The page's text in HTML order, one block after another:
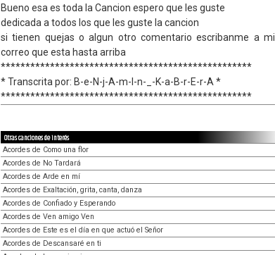
Bueno esa es toda la Cancion espero que les guste
dedicada a todos los que les guste la cancion
si tienen quejas o algun otro comentario escribanme a mi
correo que esta hasta arriba
***************************************************
* Transcrita por: B-e-N-j-A-m-I-n-_-K-a-B-r-E-r-A *
***************************************************
Otras canciones de interés
Acordes de Como una flor
Acordes de No Tardará
Acordes de Arde en mí
Acordes de Exaltación, grita, canta, danza
Acordes de Confiado y Esperando
Acordes de Ven amigo Ven
Acordes de Este es el día en que actuó el Señor
Acordes de Descansaré en ti